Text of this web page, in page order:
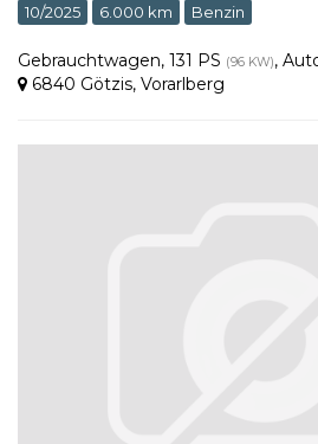
10/2025 6.000 km Benzin
Gebrauchtwagen, 131 PS (96 KW),
6840 Götzis, Vorarlberg